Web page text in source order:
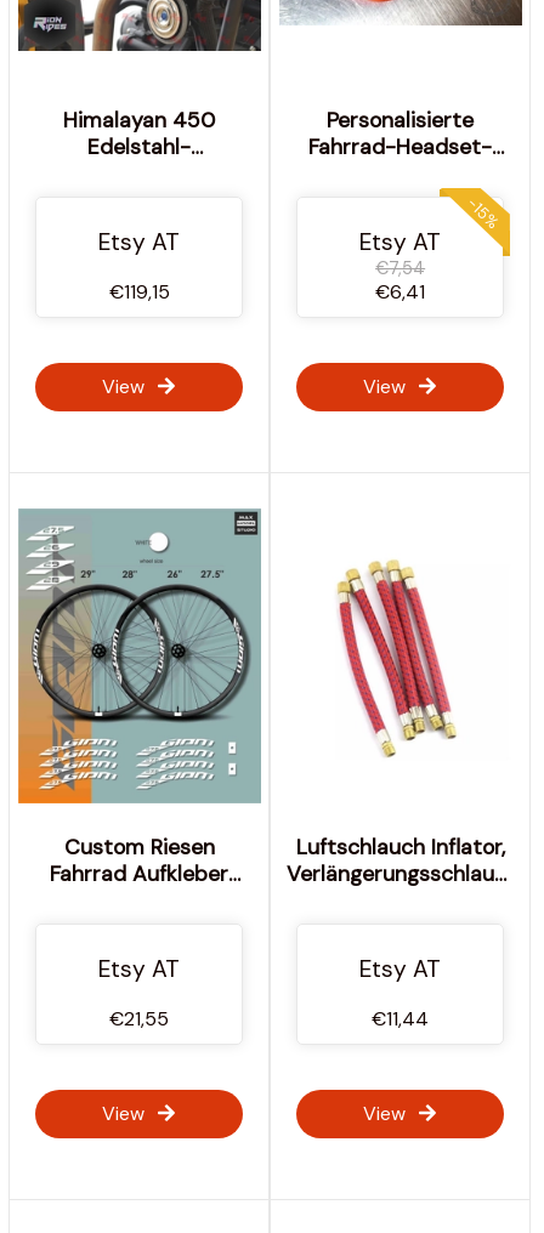
Himalayan 450
Edelstahl-
Upgrade für
Rostschutz
Etsy AT
€119,15
View
Personalisierte
Fahrrad-Headset-
mit Gravur
Etsy AT
€7,54
€6,41
-15%
View
Custom Riesen
Fahrrad Aufkleber
Etsy AT
€21,55
View
Luftschlauch Inflator,
Verlängerungsschlauch
Fahrrad Roller Fußball
Beachvolleyball
Tetherball Ballon
Kinder Spielzeug,
Pumpkabel
Etsy AT
€11,44
View